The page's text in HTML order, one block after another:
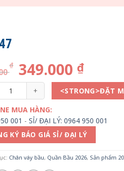
₫ 349.000 ₫
lượng <STRONG>ĐẶT
MUA HÀNG:
001 - SỈ/ ĐẠI LÝ: 0964 950 001
KÝ BÁO GIÁ SỈ/ ĐẠI LÝ
Chân váy bầu, Quần Bầu 2026, Sản phẩm